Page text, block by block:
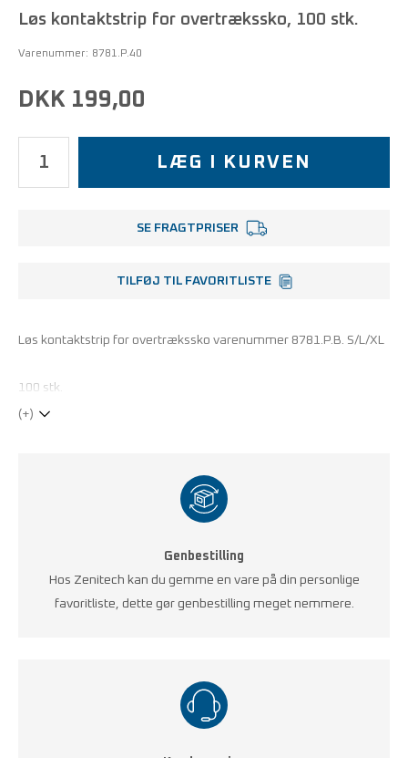
Løs kontaktstrip for overtrækssko, 100 stk.
Varenummer: 8781.P.40
DKK 199,00
LÆG I KURVEN
SE FRAGTPRISER
TILFØJ TIL FAVORITLISTE
Løs kontaktstrip for overtrækssko varenummer 8781.P.B. S/L/XL
100 stk.
(+)
Genbestilling
Hos Zenitech kan du gemme en vare på din personlige
favoritliste, dette gør genbestilling meget nemmere.